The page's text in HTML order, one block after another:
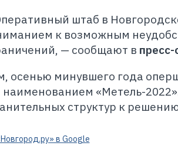
штаб в
к возможным
— сообщают в
осенью минувшего года
«Метель-
структур к
в Google